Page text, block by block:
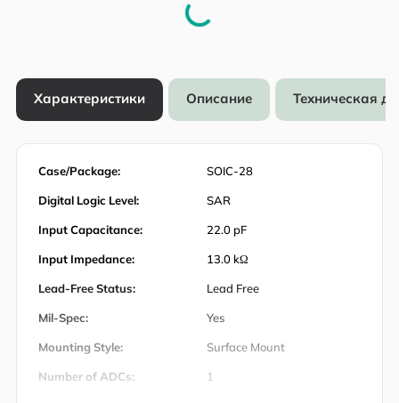
Характеристики Описание Техническая
Case/Package: SOIC-28
Digital Logic Level: SAR
Input Capacitance: 22.0 pF
Input Impedance: 13.0 kΩ
Lead-Free Status: Lead Free
Mil-Spec: Yes
Mounting Style: Surface Mount
Number of ADCs: 1